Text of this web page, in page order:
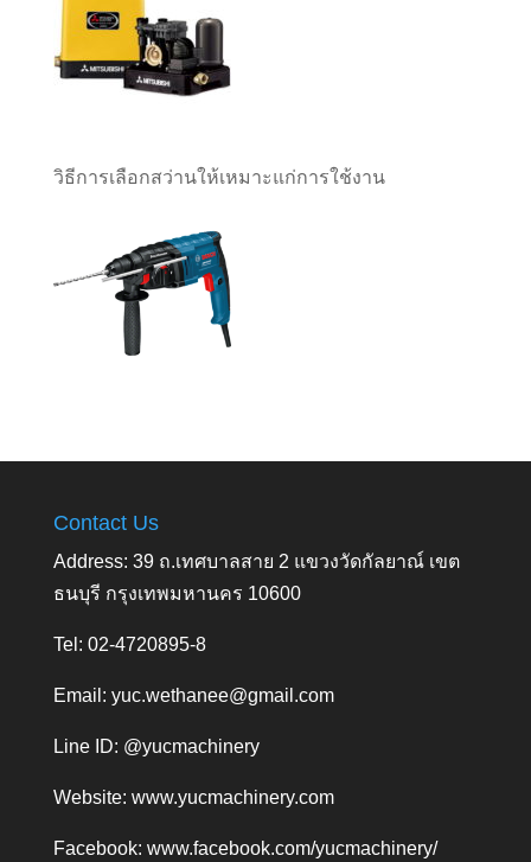
วิธีการเลือกสว่านให้เหมาะแก่การใช้งาน
Contact Us
Address: 39 ถ.เทศบาลสาย 2 แขวงวัดกัลยาณ์ เขต
ธนบุรี กรุงเทพมหานคร 10600
Tel: 02-4720895-8
Email: yuc.wethanee@gmail.com
Line ID: @yucmachinery
Website: www.yucmachinery.com
Facebook: www.facebook.com/yucmachinery/